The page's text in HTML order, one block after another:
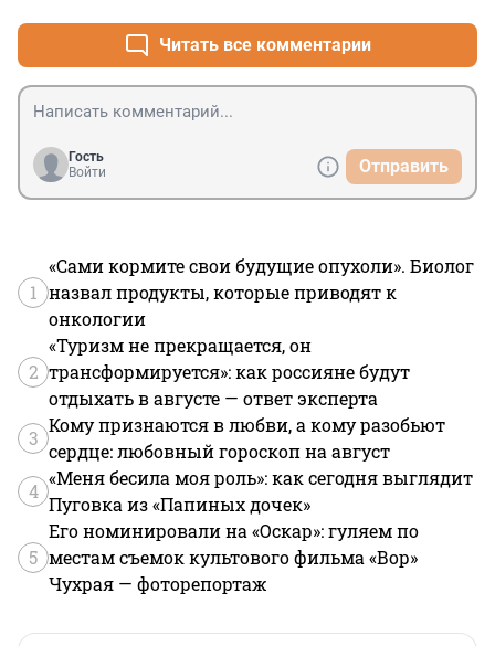
Читать все комментарии
Гость
Войти
Отправить
1
«Сами кормите свои будущие опухоли». Биолог
назвал продукты, которые приводят к
онкологии
2
«Туризм не прекращается, он
трансформируется»: как россияне будут
отдыхать в августе — ответ эксперта
3
Кому признаются в любви, а кому разобьют
сердце: любовный гороскоп на август
4
«Меня бесила моя роль»: как сегодня выглядит
Пуговка из «Папиных дочек»
5
Его номинировали на «Оскар»: гуляем по
местам съемок культового фильма «Вор»
Чухрая — фоторепортаж